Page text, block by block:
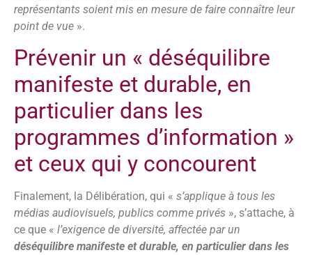
représentants soient mis en mesure de faire connaître leur
point de vue ».
Prévenir un « déséquilibre
manifeste et durable, en
particulier dans les
programmes d’information »
et ceux qui y concourent
Finalement, la Délibération, qui « s’applique à tous les
médias audiovisuels, publics comme privés », s’attache, à
ce que « l’exigence de diversité, affectée par un
déséquilibre manifeste et durable, en particulier dans les